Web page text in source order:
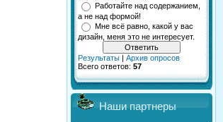
Работайте над содержанием,
а не над формой!
Мне всё равно, какой у вас
дизайн, меня это не интересует.
Результаты | Архив опросов
Всего ответов: 57
Наши партнеры